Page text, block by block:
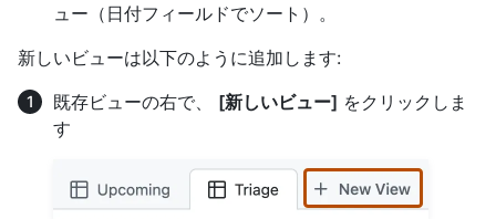
ュー（日付フィールドでソート）。
新しいビューは以下のように追加します:
既存ビューの右で、 [新しいビュー] をクリックしま
す